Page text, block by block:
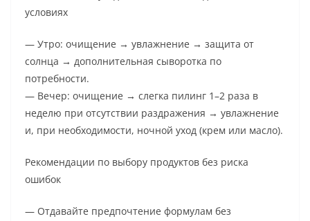
условиях
— Утро: очищение → увлажнение → защита от
солнца → дополнительная сыворотка по
потребности.
— Вечер: очищение → слегка пилинг 1–2 раза в
неделю при отсутствии раздражения → увлажнение
и, при необходимости, ночной уход (крем или масло).
Рекомендации по выбору продуктов без риска
ошибок
— Отдавайте предпочтение формулам без